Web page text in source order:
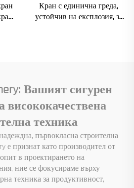
Кран с единична греда,
устойчив на експлозия, за
Вашият сигурен
висококачествена
техника
първокласна строителна
е признат като производител от
в проектирането на
ние се фокусираме върху
техника за продуктивност,